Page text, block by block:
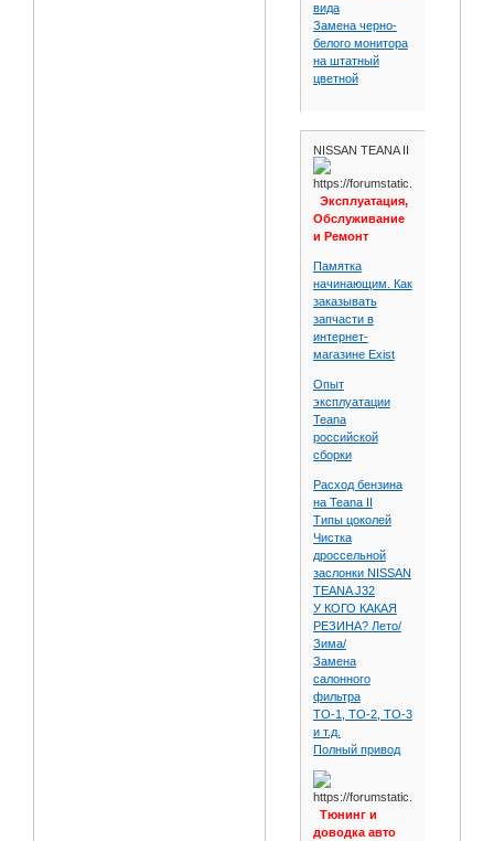
вида
Замена черно-
белого монитора
на штатный
цветной
NISSAN TEANA II
Эксплуатация,
Обслуживание
и Ремонт
Памятка
начинающим. Как
заказывать
запчасти в
интернет-
магазине Exist
Опыт
эксплуатации
Teana
российской
сборки
Расход бензина
на Teana II
Типы цоколей
Чистка
дроссельной
заслонки NISSAN
TEANA J32
У КОГО КАКАЯ
РЕЗИНА? Лето/
Зима/
Замена
салонного
фильтра
ТО-1, ТО-2, ТО-3
и т.д.
Полный привод
Тюнинг и
доводка авто